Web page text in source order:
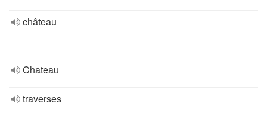
château
Chateau
traverses